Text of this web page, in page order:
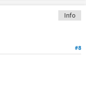
Info
#8